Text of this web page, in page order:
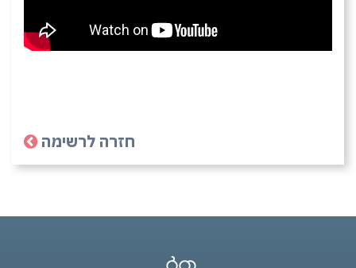
חזרה לרשימה